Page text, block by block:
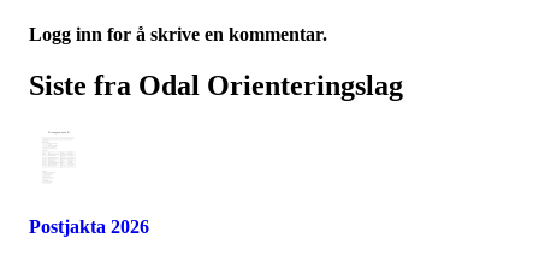
Logg inn for å skrive en kommentar.
Siste fra Odal Orienteringslag
Postjakta 2026